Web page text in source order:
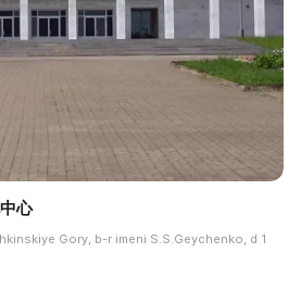
心
Gory, b-r imeni S.S.Geychenko, d 1